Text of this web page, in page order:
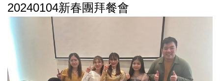
20240104新春團拜餐會